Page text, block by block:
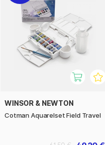
WINSOR & NEWTON
Cotman Aquarelset Field Travel